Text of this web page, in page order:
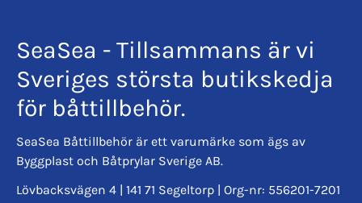
SeaSea - Tillsammans är vi
Sveriges största butikskedja
för båttillbehör.
SeaSea Båttillbehör är ett varumärke som ägs av
Byggplast och Båtprylar Sverige AB.
Lövbacksvägen 4 | 141 71 Segeltorp | Org-nr: 556201-7201